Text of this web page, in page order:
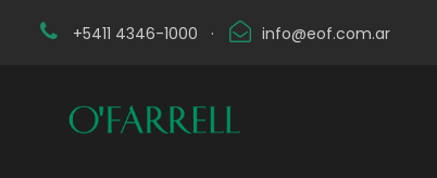
+5411 4346-1000 · info@eof.com.ar